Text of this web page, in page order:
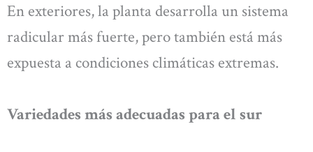
En exteriores, la planta desarrolla un sistema
radicular más fuerte, pero también está más
expuesta a condiciones climáticas extremas.
Variedades más adecuadas para el sur